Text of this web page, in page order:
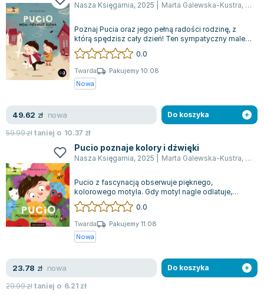
Nasza Księgarnia, 2025 Marta Galewska-Kustra,
Poznaj Pucia oraz jego pełną radości rodzinę, z
którą spędzisz cały dzień! Ten sympatyczny malec
stanie się ulubieńcem Waszego dzi...
0.0
Twarda
Pakujemy 10.08
Nowa
49.62 zł nowa
59.99złtaniej o 10.37 zł
Do koszyka
Pucio poznaje kolory i dźwięki
Nasza Księgarnia, 2025 Marta Galewska-Kustra,
Pucio z fascynacją obserwuje pięknego,
kolorowego motyla. Gdy motyl nagle odlatuje,
Pucio zaczyna go ścigać, odkrywając przy tym r...
0.0
Twarda
Pakujemy 11.08
Nowa
23.78 zł nowa
29.99złtaniej o 6.21 zł
Do koszyka